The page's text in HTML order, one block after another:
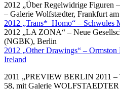
2012 „Über Regelwidrige Figuren
– Galerie Wolfstædter, Frankfurt
2012 „Trans*_Homo“ – Schwules
2012 „LA ZONA“ – Neue
(NGBK), Berlin
2012 „Other Drawings“ –
Ireland
2011 „PREVIEW BERLIN 2011 –
58, mit Galerie